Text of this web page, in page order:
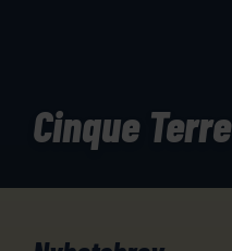
Cinque Terre